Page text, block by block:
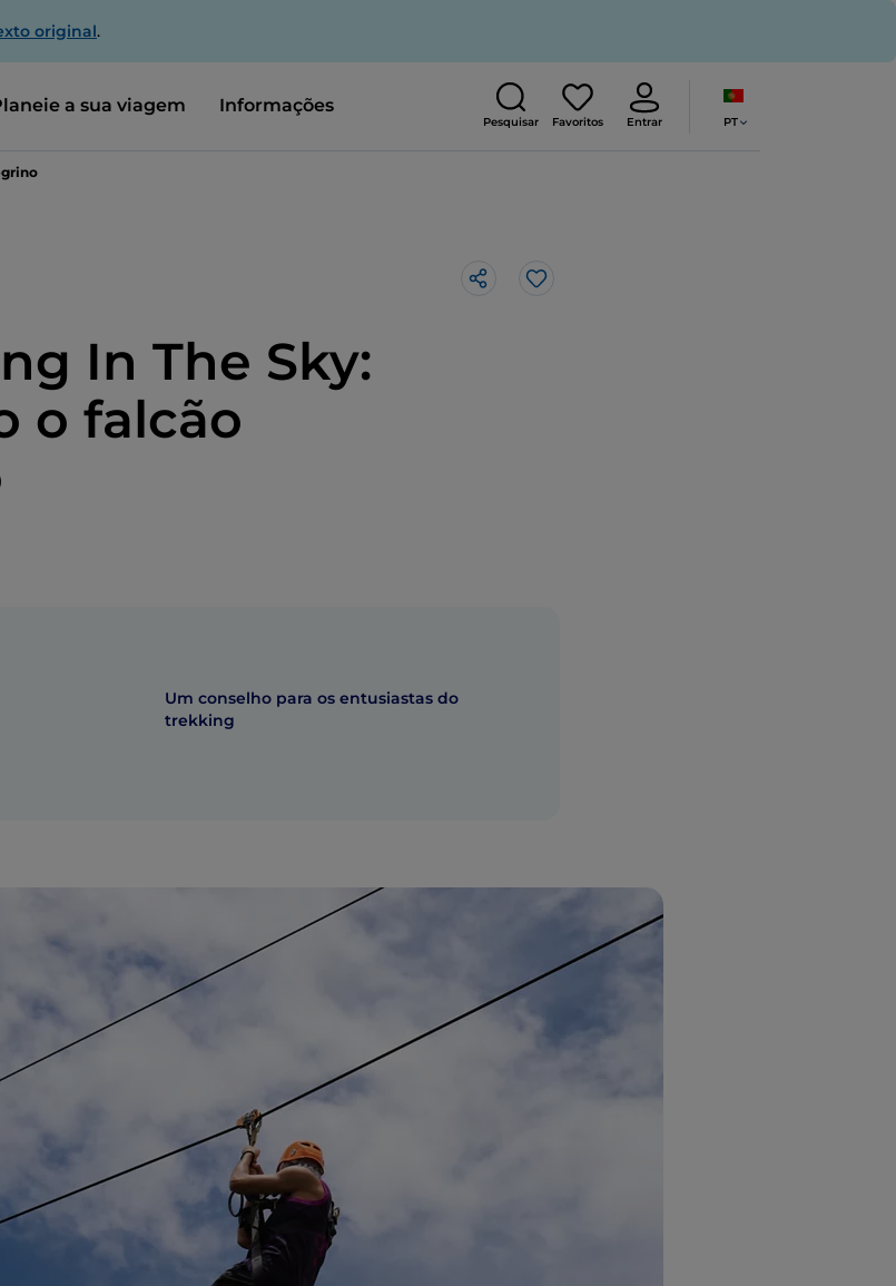
original.
a sua viagem Informações
Pesquisar Favoritos Entrar PT
In The Sky:
o falcão
Gosto
Um conselho para os entusiastas do
trekking